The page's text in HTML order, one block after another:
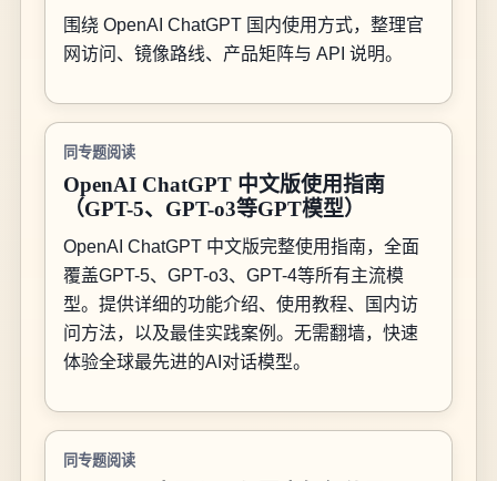
围绕 OpenAI ChatGPT 国内使用方式，整理官
网访问、镜像路线、产品矩阵与 API 说明。
同专题阅读
OpenAI ChatGPT 中文版使用指南
（GPT-5、GPT-o3等GPT模型）
OpenAI ChatGPT 中文版完整使用指南，全面
覆盖GPT-5、GPT-o3、GPT-4等所有主流模
型。提供详细的功能介绍、使用教程、国内访
问方法，以及最佳实践案例。无需翻墙，快速
体验全球最先进的AI对话模型。
同专题阅读